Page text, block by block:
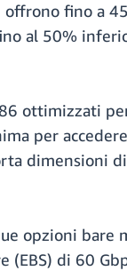
fino a
al 50%
ottimizzati
per
dimensioni
opzioni bare
(EBS) di 60